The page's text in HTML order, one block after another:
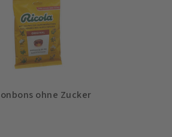
ohne Zucker